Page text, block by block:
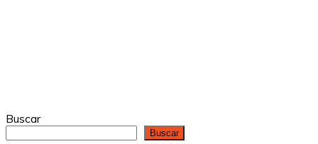
Buscar
Buscar